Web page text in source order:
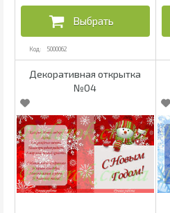
5000062
Декоративная открытка
№04